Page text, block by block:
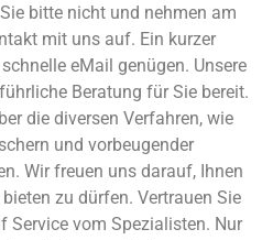
bitte nicht und nehmen am
mit uns auf. Ein kurzer
eMail genügen. Unsere
Beratung für Sie bereit.
die diversen Verfahren, wie
und vorbeugender
Wir freuen uns darauf, Ihnen
zu dürfen. Vertrauen Sie
Service vom Spezialisten. Nur